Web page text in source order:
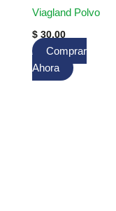
Viagland Polvo
$ 30.00
Comprar
Ahora